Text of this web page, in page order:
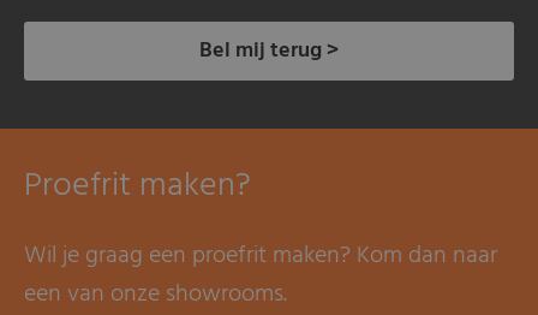
Bel mij terug >
Proefrit maken?
Wil je graag een proefrit maken? Kom dan naar
een van onze showrooms.